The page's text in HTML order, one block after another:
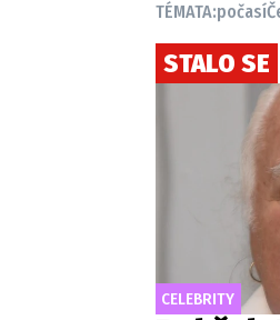
TÉMATA:počasí
STALO SE
CELEBRITY